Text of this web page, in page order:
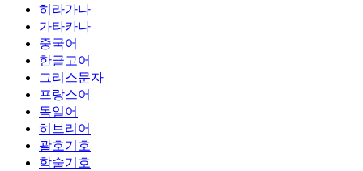
히라가나
가타카나
중국어
한글고어
그리스문자
프랑스어
독일어
히브리어
괄호기호
학술기호